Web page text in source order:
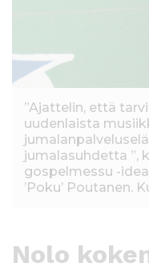
”Ajattelin, että
uudenlaista
jumalasuhdetta ”,
gospelmessu -
’Poku’ Poutanen.
Nolo